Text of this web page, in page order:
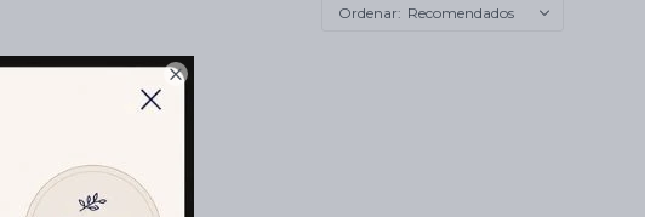

Recomendados